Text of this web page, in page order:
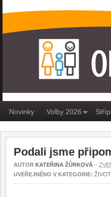
OBČANÉ PRO
Novinky Volby 2026
Podali jsme
AUTOR KATEŘINA ŽŮRKOVÁ –
UVEŘEJNĚNO V KATEGORIE: